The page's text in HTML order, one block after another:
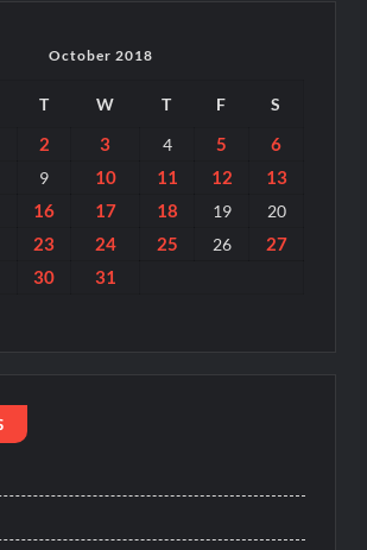
October 2018
T W T F S
2 3 4 5 6
9 10 11 12
13
16 17 18 19 20
23 24 25 26
27
30 31